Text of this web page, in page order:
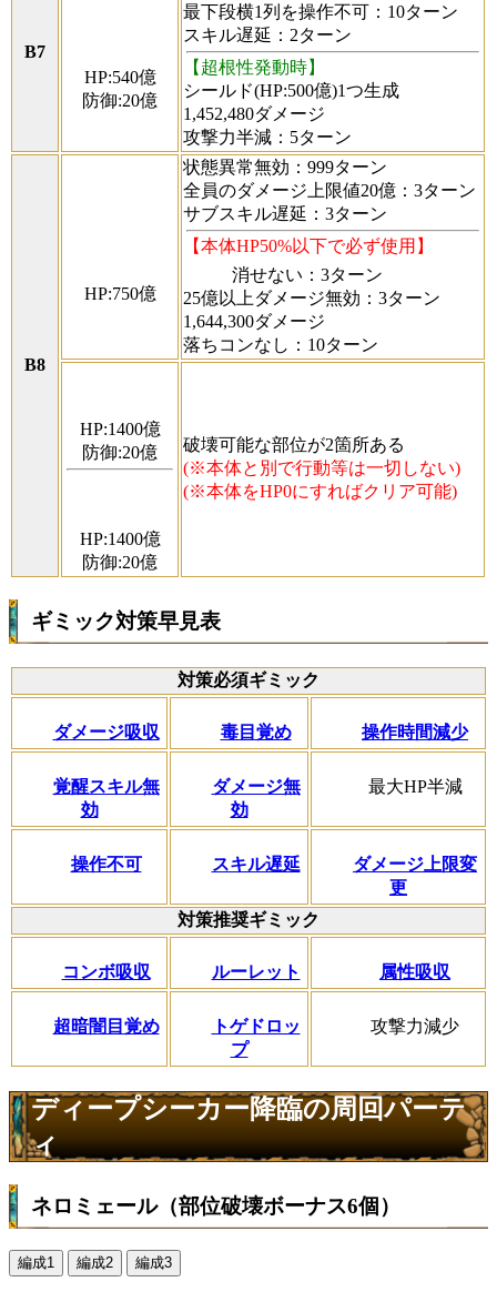
B7
HP:540億
防御:20億
最下段横1列を操作不可：10ターン
スキル遅延：2ターン
【超根性発動時】
シールド(HP:500億)1つ生成
1,452,480ダメージ
攻撃力半減：5ターン
B8
HP:750億
状態異常無効：999ターン
全員のダメージ上限値20億：3ターン
サブスキル遅延：3ターン
【本体HP50%以下で必ず使用】
消せない：3ターン
25億以上ダメージ無効：3ターン
1,644,300ダメージ
落ちコンなし：10ターン
HP:1400億
防御:20億
HP:1400億
防御:20億
破壊可能な部位が2箇所ある
(※本体と別で行動等は一切しない)
(※本体をHP0にすればクリア可能)
ギミック対策早見表
対策必須ギミック
ダメージ吸収 毒目覚め 操作時間減少
覚醒スキル無
効
ダメージ無
効
最大HP半減
操作不可 スキル遅延
ダメージ上限変
更
対策推奨ギミック
コンボ吸収 ルーレット 属性吸収
超暗闇目覚め
トゲドロッ
プ
攻撃力減少
ディープシーカー降臨の周回パーテ
ィ
ネロミェール（部位破壊ボーナス6個）
編成1 編成2 編成3